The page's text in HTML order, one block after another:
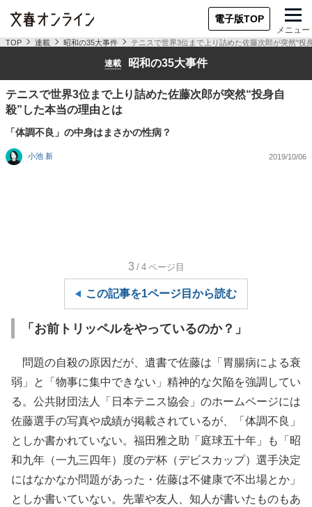
電子版TOP
メニュー
TOP 連載 昭和の35大事件 テニスで世界3位まで上り詰めた佐藤次郎が突然“投
連載 昭和の35大事件
テニスで世界3位まで上り詰めた佐藤次郎が突然“投身自
殺”した本当の理由とは
「体調不良」の中身はまさかの性病？
小池 新 2019/10/06
3 /4 ページ目
この記事を1ページ目から読む
「お前トリッペルをやっているのか？」
問題の自殺の原因だが、遺書で佐藤は「胃腸病による衰
弱」と「物事に集中できない」精神的な欠陥を強調してい
る。公共財団法人「日本テニス協会」のホームページには
佐藤選手の写真や成績が掲載されているが、「体調不良」
としか書かれていない。福田雅之助「庭球五十年」も「昭
和九年（一九三四年）度のデ杯（デビスカップ）選手決定
にはなかなか問題があった・佐藤は不健康で不出場とか」
としか書いていない。先輩や友人、知人が書いたものもあ